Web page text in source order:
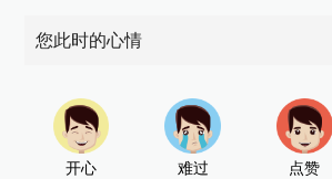
您此时的心情
开心 难过 点赞